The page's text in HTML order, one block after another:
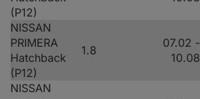
(P12)
NISSAN
PRIMERA
Hatchback
(P12)
1.8
07.02 -
10.08
NISSAN